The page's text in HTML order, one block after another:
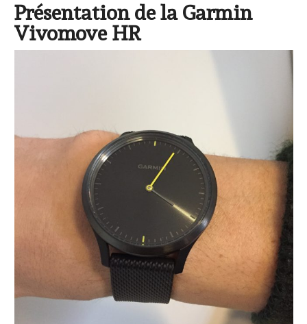
Présentation de la Garmin
Vivomove HR